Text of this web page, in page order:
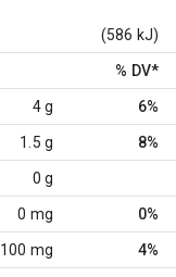
(586 kJ)
% DV*
4 g 6%
1.5 g 8%
0 g
0 mg 0%
100 mg 4%